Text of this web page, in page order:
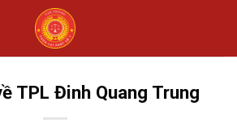
TPL Đinh Quang Trung